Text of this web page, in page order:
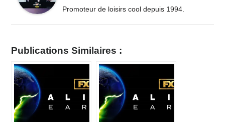
Promoteur de loisirs cool depuis 1994.
Publications Similaires :